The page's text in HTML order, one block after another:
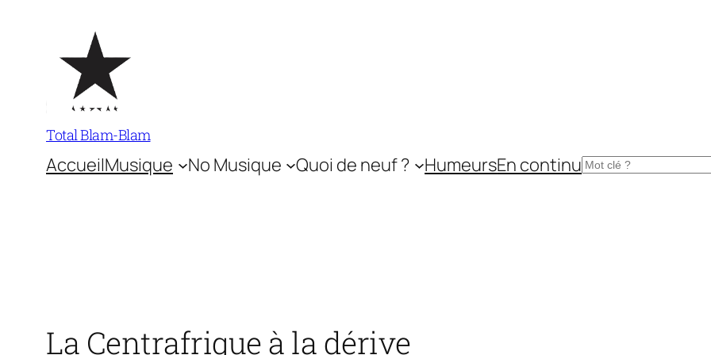
contenu
Total Blam-Blam
AccueilMusique No Musique Quoi de neuf ? HumeursEn continuRechercher
La Centrafrique à la dérive